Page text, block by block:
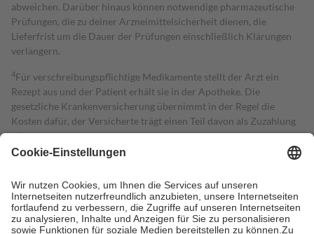
abweichen. Darüber hinaus können notwendige pharmazeutische
Prüfungen, die zu deiner Arzneimittelsicherheit dienen, die
Lieferfrist um die Dauer der Prüfungen einschließlich Klärungen
verlängern.
4Für verschreibungspflichtige Medikamente stellt der Arzt ein
Rezept aus und der Patient erhält sie in der Apotheke. Die
gesetzliche Krankenversicherung übernimmt in der Regel die
Kosten dafür, der Versicherte trägt einen Teil davon als Zuzahlung
mit.
Grundsätzlich leisten Mitglieder Zuzahlungen in Höhe von zehn
höchstens zehn Euro.
Es sind jedoch nie mehr als die tatsächlichen
Kosten der Leistung zu entrichten.
Diese Regeln gelten grundsätzlich auch für Online-Apotheken.
Bei Heilmitteln und häuslicher Krankenpflege beträgt die